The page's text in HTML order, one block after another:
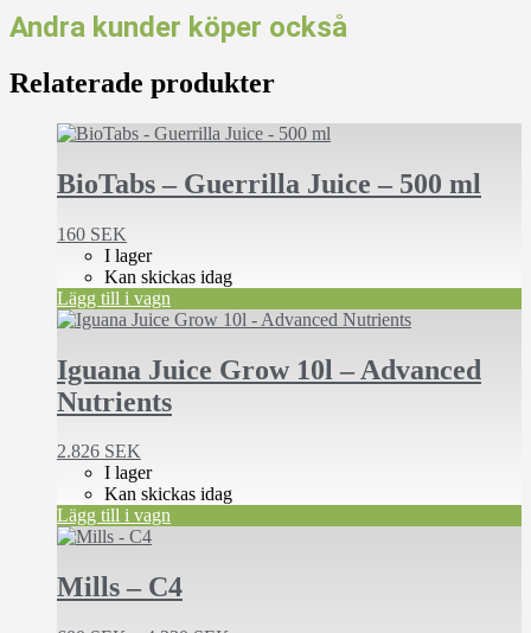
Andra kunder köper också
Relaterade produkter
BioTabs – Guerrilla Juice – 500 ml
160 SEK
I lager
Kan skickas idag
Lägg till i vagn
Iguana Juice Grow 10l – Advanced
Nutrients
2.826 SEK
I lager
Kan skickas idag
Lägg till i vagn
Mills – C4
Den
produkten
har